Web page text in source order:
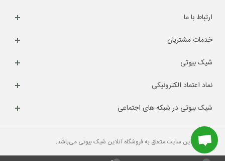
ارتباط با ما
خدمات مشتریان
شیک بیوتی
نماد اعتماد الکترونیکی
شیک بیوتی در شبکه های اجتماعی
کلیه حقوق این سایت متعلق به فروشگاه آنلاین شیک بیوتی می‌باشد.